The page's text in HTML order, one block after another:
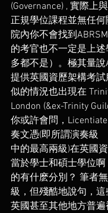
(Governance) , 實際上
正規學位課程並無任
院內你不會找到
的考官也不一定是上
多都不是）。極其量說
提供英國資歷架構考
似的情況也出現在
London (&ex-Trinity
你或許會問，
奏文憑(即所謂演奏級
中的最高兩級)在英國
當於學士和碩士學位
的有什麽分別？ 筆者
級，但殘酷地說句，
英國甚至其他地方普